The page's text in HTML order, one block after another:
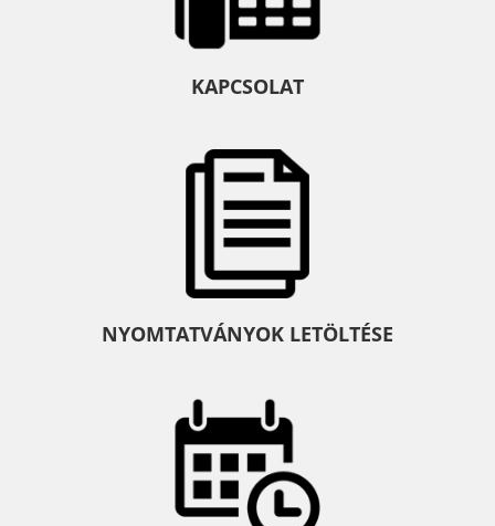
KAPCSOLAT
NYOMTATVÁNYOK LETÖLTÉSE